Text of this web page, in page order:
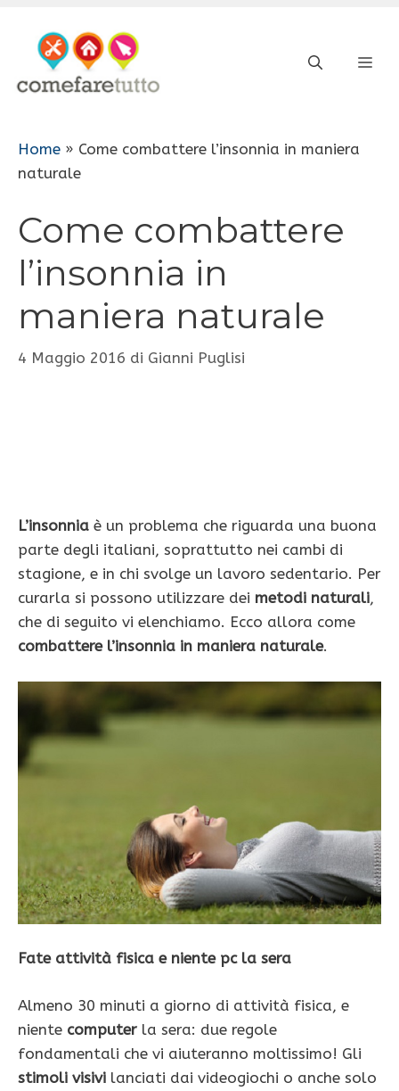
contenuto
Home » Come combattere l’insonnia in maniera
naturale
Come combattere
l’insonnia in
maniera naturale
4 Maggio 2016 di Gianni Puglisi
L’insonnia è un problema che riguarda una buona
parte degli italiani, soprattutto nei cambi di
stagione, e in chi svolge un lavoro sedentario. Per
curarla si possono utilizzare dei metodi naturali,
che di seguito vi elenchiamo. Ecco allora come
combattere l’insonnia in maniera naturale.
Fate attività fisica e niente pc la sera
Almeno 30 minuti a giorno di attività fisica, e
niente computer la sera: due regole
fondamentali che vi aiuteranno moltissimo! Gli
stimoli visivi lanciati dai videogiochi o anche solo